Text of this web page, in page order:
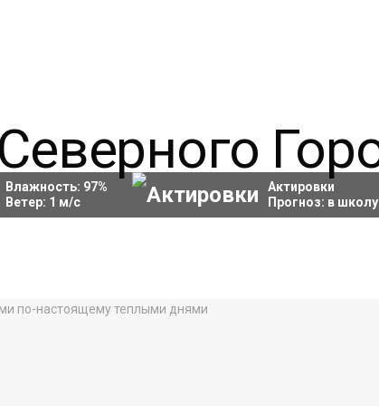
Влажность: 97%
Ветер: 1 м/с
Актировки
Прогноз: в школу